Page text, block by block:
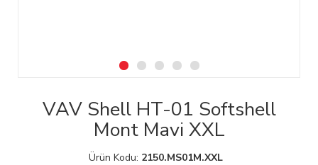
VAV Shell HT-01 Softshell
Mont Mavi XXL
Ürün Kodu: 2150.MS01M.XXL